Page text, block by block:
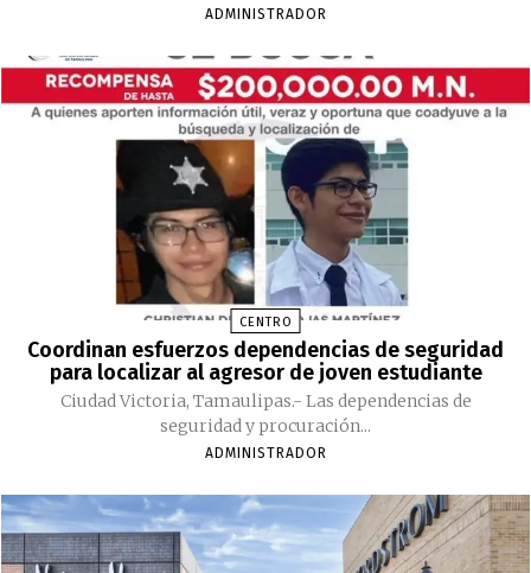
ADMINISTRADOR
CENTRO
Coordinan esfuerzos dependencias de seguridad
para localizar al agresor de joven estudiante
Ciudad Victoria, Tamaulipas.- Las dependencias de
seguridad y procuración...
ADMINISTRADOR